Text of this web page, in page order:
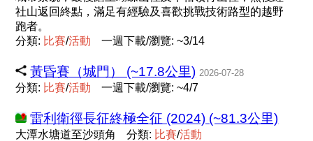
社山返回終點，滿足有經驗及喜歡挑戰技術路型的越野
跑者。
分類: 比賽/活動 一週下載/瀏覽: ~3/14
黃昏賽（城門） (~17.8公里) 2026-07-28
分類: 比賽/活動 一週下載/瀏覽: ~4/7
雷利衛徑長征終極全征 (2024) (~81.3公里)
大潭水塘道至沙頭角 分類: 比賽/活動